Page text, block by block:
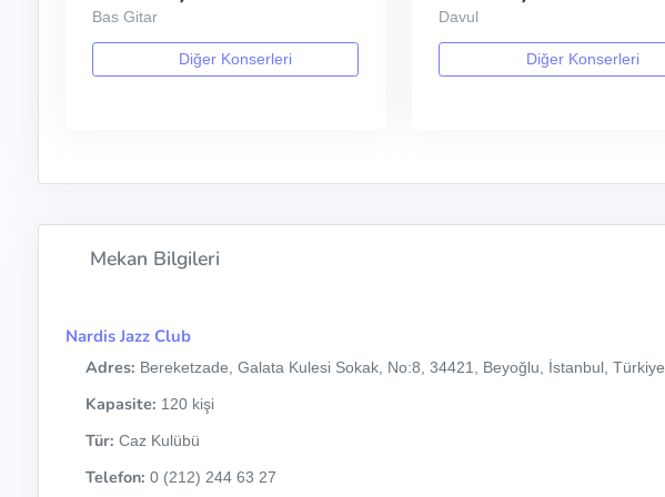
Bas Gitar
Diğer Konserleri
Davul
Diğer Konserleri
Mekan Bilgileri
Nardis Jazz Club
Adres: Bereketzade, Galata Kulesi Sokak, No:8, 34421, Beyoğlu, İstanbul, Türkiye
Kapasite: 120 kişi
Tür: Caz Kulübü
Telefon: 0 (212) 244 63 27